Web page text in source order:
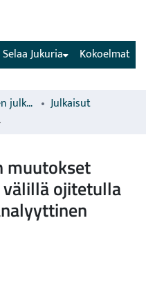
Kokoelmat
Selaa Jukuria
Luonnonvarakeskuksen julkaisut
Julkaisut
tarkastelu
muutokset
ojitetulla